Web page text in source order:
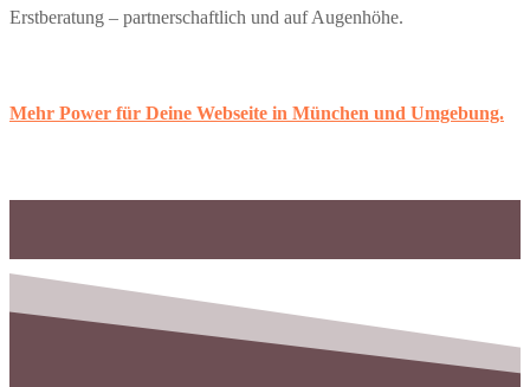
Erstberatung – partnerschaftlich und auf Augenhöhe.
Mehr Power für Deine Webseite in München und Umgebung.